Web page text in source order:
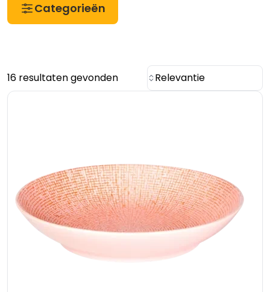
Categorieën
16 resultaten gevonden Relevantie